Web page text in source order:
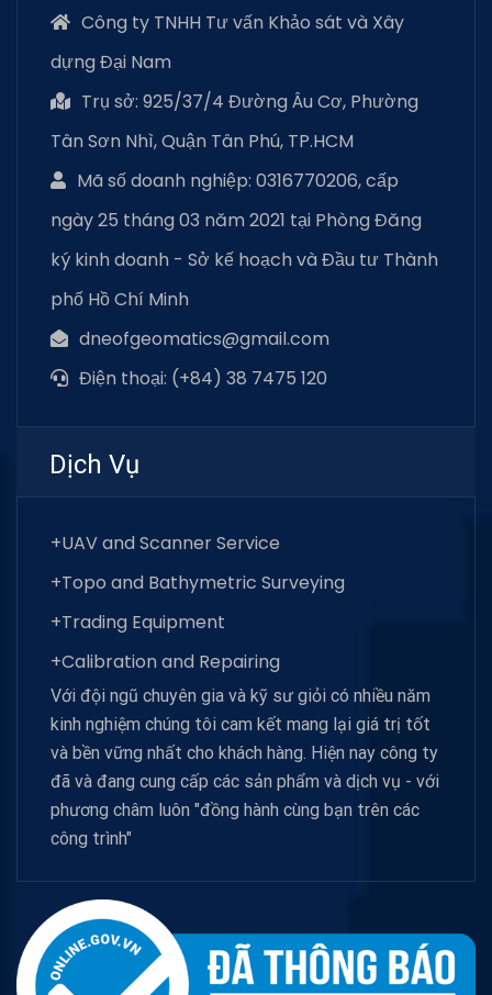
Công ty TNHH Tư vấn Khảo sát và Xây
dựng Đại Nam
Trụ sở: 925/37/4 Đường Âu Cơ, Phường
Tân Sơn Nhì, Quận Tân Phú, TP.HCM
Mã số doanh nghiệp: 0316770206, cấp
ngày 25 tháng 03 năm 2021 tại Phòng Đăng
ký kinh doanh - Sở kế hoạch và Đầu tư Thành
phố Hồ Chí Minh
dneofgeomatics@gmail.com
Điện thoại: (+84) 38 7475 120
Dịch Vụ
+UAV and Scanner Service
+Topo and Bathymetric Surveying
+Trading Equipment
+Calibration and Repairing
Với đội ngũ chuyên gia và kỹ sư giỏi có nhiều năm
kinh nghiệm chúng tôi cam kết mang lại giá trị tốt
và bền vững nhất cho khách hàng. Hiện nay công ty
đã và đang cung cấp các sản phẩm và dịch vụ - với
phương châm luôn "đồng hành cùng bạn trên các
công trình"